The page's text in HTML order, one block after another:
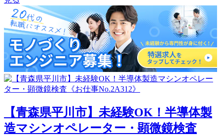
【青森県平川市】未経験OK！半導体製
造マシンオペレーター・顕微鏡検査